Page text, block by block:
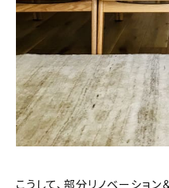
こうして、部分リノベーショ